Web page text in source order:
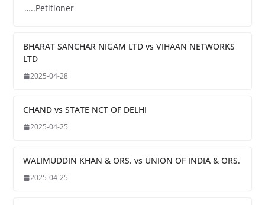
…..Petitioner
BHARAT SANCHAR NIGAM LTD vs VIHAAN NETWORKS
LTD
2025-04-28
CHAND vs STATE NCT OF DELHI
2025-04-25
WALIMUDDIN KHAN & ORS. vs UNION OF INDIA & ORS.
2025-04-25